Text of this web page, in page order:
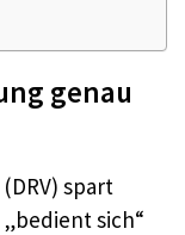
genau
spart
sich“